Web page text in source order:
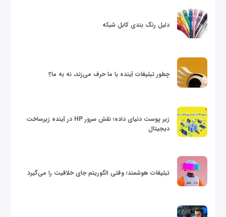
دلیل رنگ بندی کابل شبکه
چطور تبلیغات آینده با ما حرف می‌زند، نه به ما؟
زیر پوست دنیای داده؛ نقش سرور HP در آینده زیرساخت
دیجیتال
تبلیغات هوشمند؛ وقتی الگوریتم جای خلاقیت را می‌گیرد